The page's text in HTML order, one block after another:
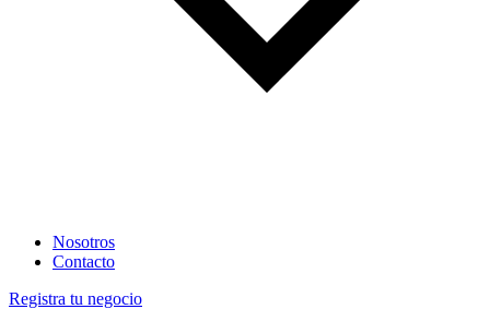
Nosotros
Contacto
Registra tu negocio